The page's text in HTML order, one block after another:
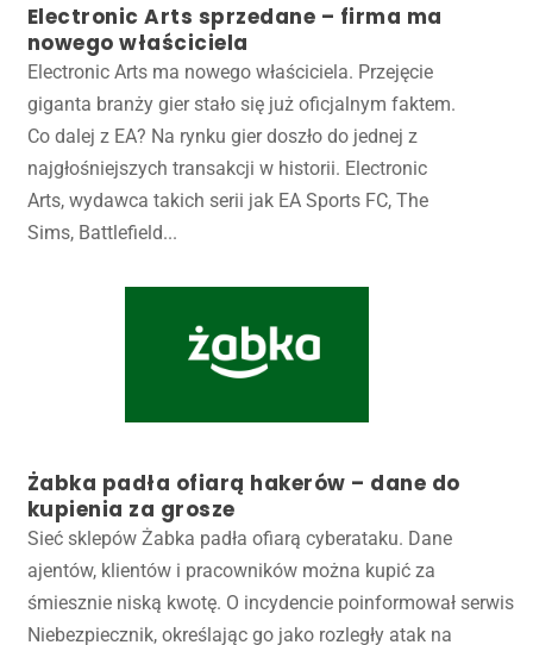
Electronic Arts sprzedane – firma ma
nowego właściciela
Electronic Arts ma nowego właściciela. Przejęcie
giganta branży gier stało się już oficjalnym faktem.
Co dalej z EA? Na rynku gier doszło do jednej z
najgłośniejszych transakcji w historii. Electronic
Arts, wydawca takich serii jak EA Sports FC, The
Sims, Battlefield...
Żabka padła ofiarą hakerów – dane do
kupienia za grosze
Sieć sklepów Żabka padła ofiarą cyberataku. Dane
ajentów, klientów i pracowników można kupić za
śmiesznie niską kwotę. O incydencie poinformował serwis
Niebezpiecznik, określając go jako rozległy atak na